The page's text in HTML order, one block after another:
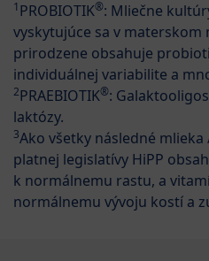
1 PROBIOTIK®: Mliečne
vyskytujúce sa v
prirodzene obsahuje
individuálnej variabilite a
2PRAEBIOTIK®:
laktózy.
3Ako všetky následné
platnej legislatívy HiPP
k normálnemu rastu, a
normálnemu vývoju kostí a